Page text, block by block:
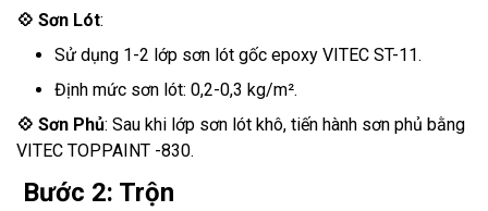
💠 Sơn Lót:
Sử dụng 1-2 lớp sơn lót gốc epoxy VITEC ST-11.
Định mức sơn lót: 0,2-0,3 kg/m².
💠 Sơn Phủ: Sau khi lớp sơn lót khô, tiến hành sơn phủ bằng
VITEC TOPPAINT -830.
Bước 2: Trộn